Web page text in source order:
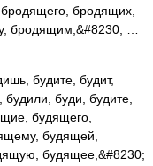
бродящих,
бродящим,&#8230; …
будите, будит,
буди, будите,
будящего,
будящей,
будящее,&#8230;